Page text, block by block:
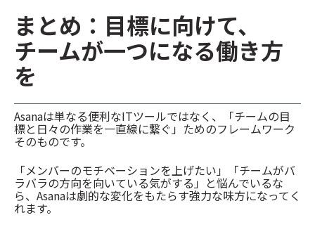
まとめ：目標に向けて、
チームが一つになる働き方
を
Asanaは単なる便利なITツールではなく、「チームの目
標と日々の作業を一直線に繋ぐ」ためのフレームワーク
そのものです。
「メンバーのモチベーションを上げたい」「チームがバ
ラバラの方向を向いている気がする」と悩んでいるな
ら、Asanaは劇的な変化をもたらす強力な味方になってく
れます。